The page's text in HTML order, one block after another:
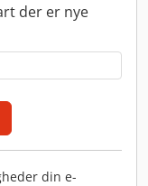
der er nye
din e-